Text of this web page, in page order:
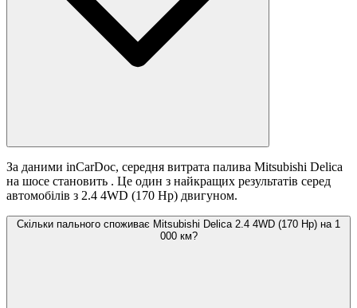
За даними inCarDoc, середня витрата палива Mitsubishi Delica
на шосе становить . Це один з найкращих результатів серед
автомобілів з 2.4 4WD (170 Hp) двигуном.
Скільки пального споживає Mitsubishi Delica 2.4 4WD (170 Hp) на 1
000 км?